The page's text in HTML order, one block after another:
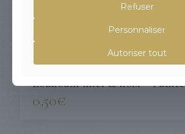
Loukoum miel & noix – l’unité
0,50€
Refuser
Personnaliser
Autoriser tout